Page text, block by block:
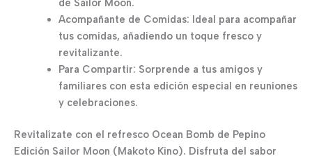
de Sailor Moon.
Acompañante de Comidas: Ideal para acompañar
tus comidas, añadiendo un toque fresco y
revitalizante.
Para Compartir: Sorprende a tus amigos y
familiares con esta edición especial en reuniones
y celebraciones.
Revitalízate con el refresco Ocean Bomb de Pepino
Edición Sailor Moon (Makoto Kino). Disfruta del sabor